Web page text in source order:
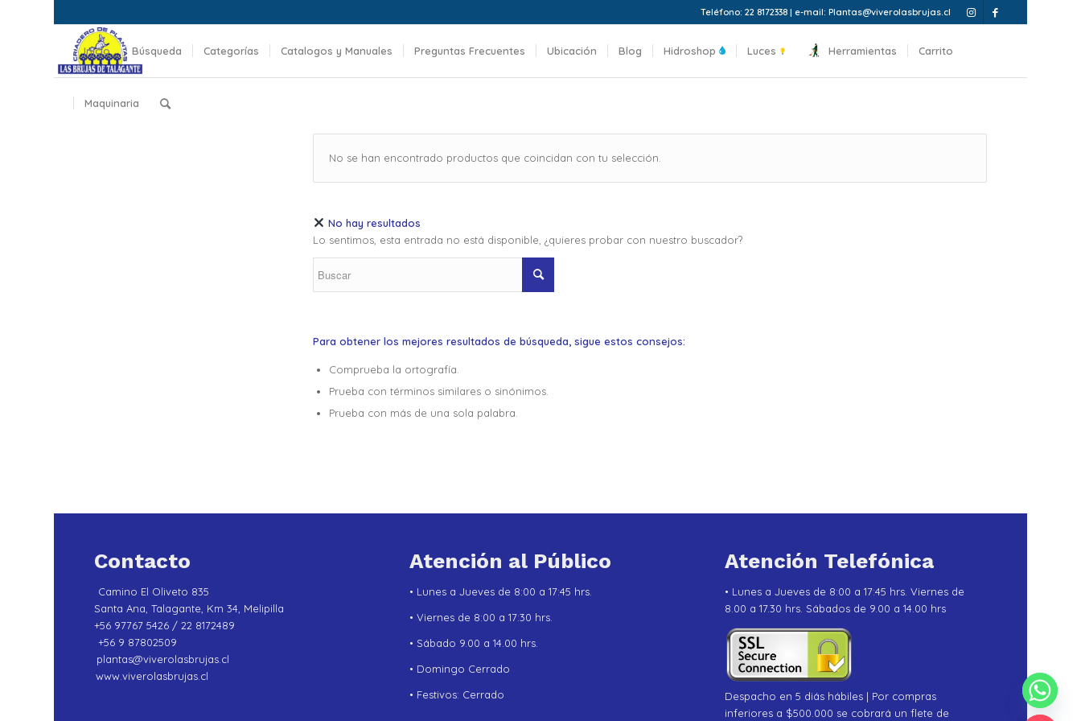
Teléfono: 22 8172338 | e-mail: Plantas@viverolasbrujas.cl
Inicio Búsqueda Categorías Catalogos y Manuales Preguntas Frecuentes Ubicación Blog Hidroshop Luces Herramientas Carrito
Maquinaria
No se han encontrado productos que coincidan con tu selección.
No hay resultados
Lo sentimos, esta entrada no está disponible, ¿quieres probar con nuestro buscador?
Para obtener los mejores resultados de búsqueda, sigue estos consejos:
Comprueba la ortografía.
Prueba con términos similares o sinónimos.
Prueba con más de una sola palabra.
Contacto
Camino El Oliveto 835
Santa Ana, Talagante, Km 34, Melipilla
+56 97767 5426 / 22 8172489
+56 9 87802509
plantas@viverolasbrujas.cl
www.viverolasbrujas.cl
Atención al Público
• Lunes a Jueves de 8:00 a 17:45 hrs.
• Viernes de 8:00 a 17:30 hrs.
• Sábado 9.00 a 14.00 hrs.
• Domingo Cerrado
• Festivos: Cerrado
Atención Telefónica
• Lunes a Jueves de 8:00 a 17:45 hrs. Viernes de
8.00 a 17.30 hrs. Sábados de 9.00 a 14.00 hrs
Despacho en 5 diás hábiles | Por compras
inferiores a $500.000 se cobrará un flete de